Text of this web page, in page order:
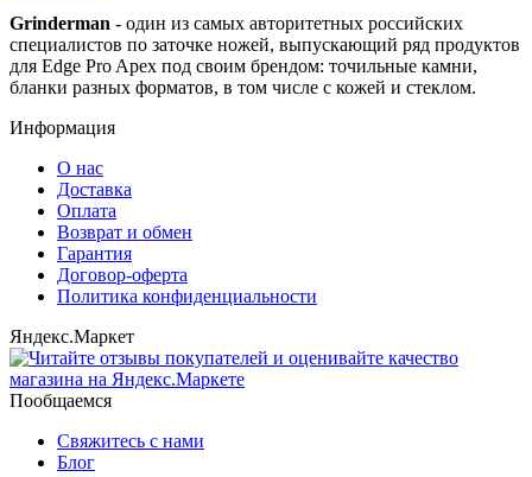
Grinderman - один из самых авторитетных российских
специалистов по заточке ножей, выпускающий ряд продуктов
для Edge Pro Apex под своим брендом: точильные камни,
бланки разных форматов, в том числе с кожей и стеклом.
Информация
О нас
Доставка
Оплата
Возврат и обмен
Гарантия
Договор-оферта
Политика конфиденциальности
Яндекс.Маркет
Пообщаемся
Свяжитесь с нами
Блог